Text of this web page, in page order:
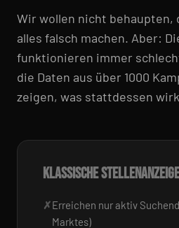
Wir wollen nicht behaupten,
alles falsch machen. Aber:
funktionieren immer
die Daten aus über 1000
zeigen, was stattdessen
KLASSISCHE
Erreichen nur aktiv
Marktes)